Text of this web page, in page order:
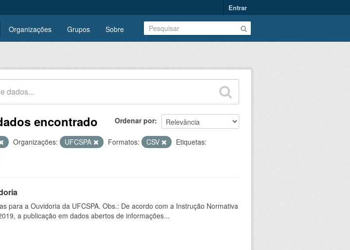
Entrar
Organizações Grupos Sobre
Ordenar por
encontrado
Organizações: UFCSPA Formatos: CSV
Etiquetas:
para a Ouvidoria da UFCSPA. Obs.: De acordo com a Instrução Normativa
a publicação em dados abertos de informações...